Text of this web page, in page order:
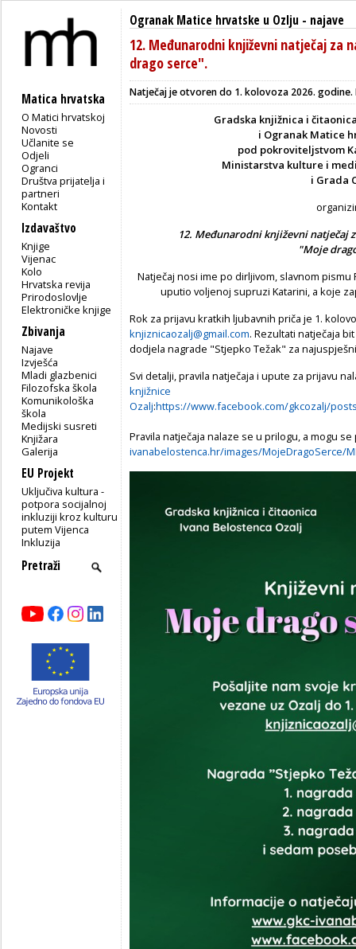
Matica hrvatska
O Matici hrvatskoj
Novosti
Učlanite se
Odjeli
Ogranci
Društva prijatelja i
partneri
Kontakt
Izdavaštvo
Knjige
Vijenac
Kolo
Hrvatska revija
Prirodoslovlje
Elektroničke knjige
Zbivanja
Najave
Izvješća
Mladi glazbenici
Filozofska škola
Komunikološka
škola
Medijski susreti
Knjižara
Galerija
EU Projekt
Uključiva kultura -
potpora socijalnoj
inkluziji kroz kulturu
putem Vijenca
Inkluzija
Ogranak Matice hrvatske u Ozlju - najave
12. Međunarodni književni natječaj za
drago serce".
Natječaj je otvoren do 1. kolovoza 2026. godine.
Gradska knjižnica i
i Ogranak Matice
pod pokroviteljstvom
Ministarstva kulture i
i Grada
12. Međunarodni književni
"Moje
Natječaj nosi ime po dirljivom, slavnom
uputio voljenoj supruzi Katarini, a koje
Rok za prijavu kratkih ljubavnih priča je 1.
knjiznicaozalj@gmail.com. Rezultati natječaja
dodjela nagrade "Stjepko Težak" za
Svi detalji, pravila natječaja i upute za prijavu
knjižnice
Ozalj:https://www.facebook.com/gkcozalj/posts/
Pravila natječaja nalaze se u prilogu, a mogu
ivanabelostenca.hr/images/MojeDragoSerce/